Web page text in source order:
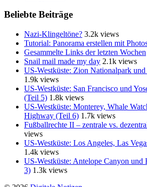
Beliebte Beiträge
Nazi-Klingeltöne? 3.2k views
Tutorial: Panorama erstellen mit
Gesammelte Links der letzten Wochen
Snail mail made my day 2.1k views
US-Westküste: Zion Nationalpark
1.9k views
US-Westküste: San Francisco und
(Teil 5) 1.8k views
US-Westküste: Monterey, Whale
Highway (Teil 6) 1.7k views
Fußballrechte II – zentrale vs.
views
US-Westküste: Los Angeles, Las
1.4k views
US-Westküste: Antelope Canyon und
3) 1.3k views